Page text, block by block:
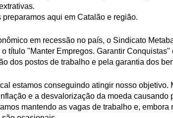
aqui em Catalão e região.
em recessão no país, o Sindicato
título "Manter Empregos. Garantir
dos postos de trabalho e pela garantia dos
estamos conseguindo atingir nosso objetivo.
e a desvalorização da moeda causando
mantendo as vagas de trabalho e, embora